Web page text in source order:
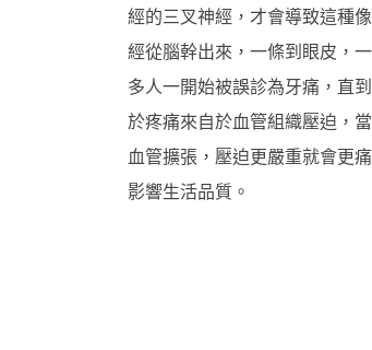
經的三叉神經，才會導致這種
經從腦幹出來，一條到眼皮，
多人一開始被誤診為牙痛，直
於疼痛來自於血管組織壓迫，
血管擴張，壓迫更嚴重就會更
影響生活品質。